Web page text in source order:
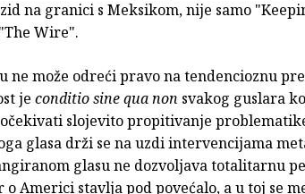
na granici s Meksikom, nije samo
Wire".
ne može odreći pravo na tendencioznu
je conditio sine qua non svakog guslara
slojevito propitivanje
glasa drži se na uzdi intervencijama
glasu ne dozvoljava totalitarnu
o Americi stavlja pod povećalo, a u toj se